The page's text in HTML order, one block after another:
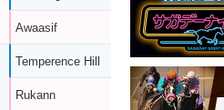
Awaasif
Temperence Hill
Rukann